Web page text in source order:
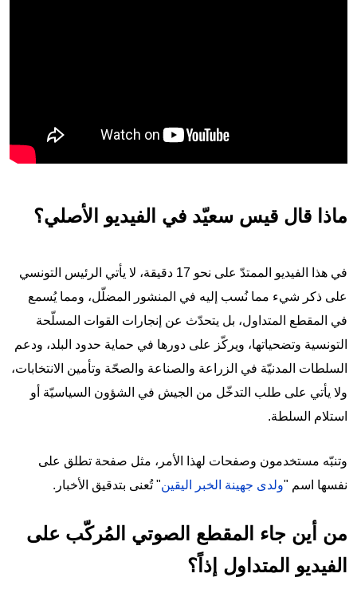
ماذا قال قيس سعيّد في الفيديو الأصلي؟
في هذا الفيديو الممتدّ على نحو 17 دقيقة، لا يأتي الرئيس التونسي
على ذكر شيء مما نُسب إليه في المنشور المضلّل، ومما يُسمع
في المقطع المتداول، بل يتحدّث عن إنجارات القوات المسلّحة
التونسية وتضحياتها، ويركّز على دورها في حماية حدود البلد، ودعم
السلطات المدنيّة في الزراعة والصناعة والصحّة وتأمين الانتخابات،
ولا يأتي على طلب التدخّل من الجيش في الشؤون السياسيّة أو
استلام السلطة.
وتنبّه مستخدمون وصفحات لهذا الأمر، مثل صفحة تطلق على
نفسها اسم "ولدى جهينة الخبر اليقين" تُعنى بتدقيق الأخبار.
من أين جاء المقطع الصوتي المُركّب على
الفيديو المتداول إذاً؟